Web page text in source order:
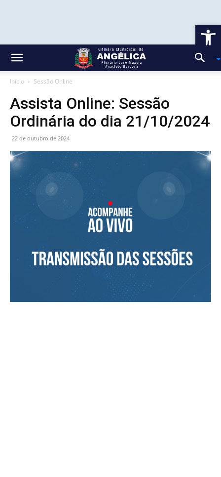
Início Sessão Online
Assista Online: Sessão
Ordinária do dia 21/10/2024
22 de outubro de 2024